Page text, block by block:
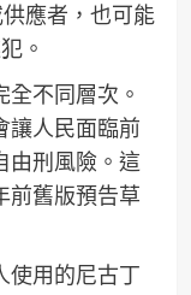
應者，也可能
。
不同層次。
讓人民面臨前
由刑風險。這
前舊版預告草
使用的尼古丁